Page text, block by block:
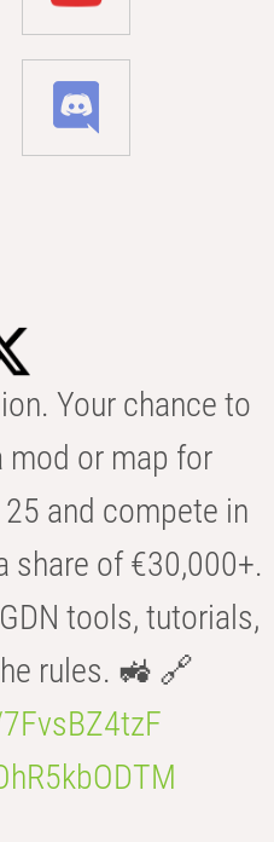
Your chance to
or map for
and compete in
share of €30,000+.
tools, tutorials,
rules. 🚜 🔗